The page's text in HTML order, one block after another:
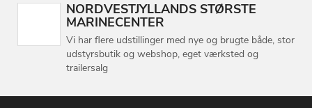
NORDVESTJYLLANDS STØRSTE
MARINECENTER
Vi har flere udstillinger med nye og brugte både, stor
udstyrsbutik og webshop, eget værksted og
trailersalg